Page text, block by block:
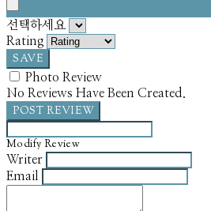
선택하세요
Rating
SAVE
Photo Review
No Reviews Have Been Created.
POST REVIEW
Modify Review
Writer
Email